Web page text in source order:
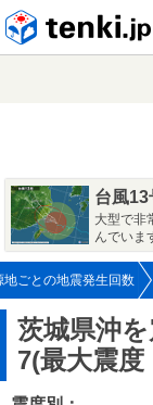
台風13
大型で非
んでいま
地ごとの地震発生回数
茨城県沖
7(最大震度